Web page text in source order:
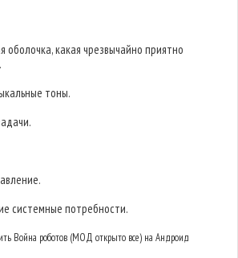
оболочка, какая чрезвычайно приятно
тоны.
системные потребности.
Война роботов (МОД открыто все) на Андроид